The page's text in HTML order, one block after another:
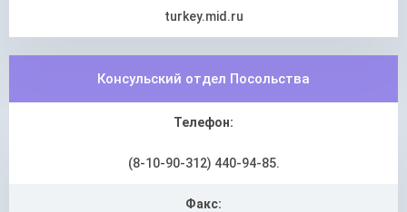
turkey.mid.ru
Консульский отдел Посольства
Телефон:
(8-10-90-312) 440-94-85.
Факс: